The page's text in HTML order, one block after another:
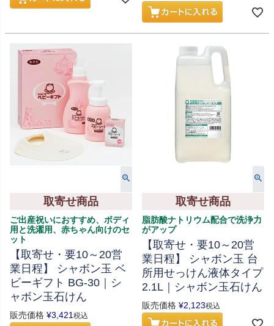
取寄せ商品
ご出産祝いにおすすめ、ボディ
用と洗濯用、赤ちゃん向けのセ
ット
【取寄せ・要10～20営
業日程】 シャボン玉 ベ
ビーギフト BG-30｜シ
ャボン玉石けん
販売価格 ¥3,421税込
取寄せ商品
脂肪酸ナトリウム配合で洗浄力
がアップ
【取寄せ・要10～20営
業日程】 シャボン玉 台
所用せっけん液体タイプ
2.1L｜シャボン玉石けん
販売価格 ¥2,123税込